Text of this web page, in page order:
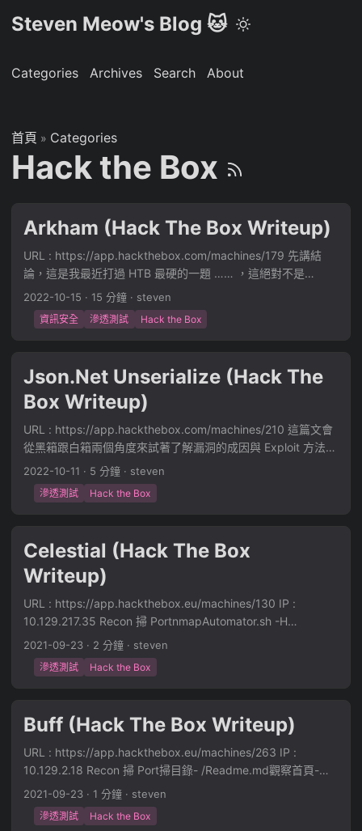
Steven Meow's Blog 🐱
Categories Archives Search About
首頁 » Categories
Hack the Box
Arkham (Hack The Box Writeup)
URL : https://app.hackthebox.com/machines/179 先講結
論，這是我最近打過 HTB 最硬的一題 …… ，這絕對不是
Medium 的機器，他難度絕對絕對有 Hard。我覺得這一題對於
初學者，甚至是剛拿到 OSCP 的人應該都會覺得打得很痛苦
QWQ 這一題題目包含的知識點： LUKS 解密 Tomcat Config
(ost) 解析 Base64 圖片還原 Invoke-command 切換使用者
Bypass CLM CMSTP UAC Bypass SMB 有開 SMB 所以先匿
名登上去 ~/HTB/Arkham/new ᐅ smbclient.py
10.129.106.199 Impacket
v0.10.1.dev1+20220720.103933.3c6713e3 - Copyright
2022 SecureAuth Corporation Type help for list of
commands # login meow Password: [*] GUEST Session
Granted 發現可以存取 BatShare，裡面有一個
2022-10-15 · 15 分鐘 · steven
資訊安全 滲透測試 Hack the Box
Json.Net Unserialize (Hack The
Box Writeup)
URL : https://app.hackthebox.com/machines/210 這篇文會
從黑箱跟白箱兩個角度來試著了解漏洞的成因與 Exploit 方法，
省略一些掃描的過程，直接進入滲透步驟。 Black Box
http://10.129.227.191/login.html 是一個登入介面，透過弱密碼
admin / admin 可以進入後台。 觀察登入狀態，可以看出我們
Server。 這邊可以猜測說，登入後他應該會把 Json 解析或反
序列化到某個物件之中，那我們可以試著看看，如果我們給他
一個壞掉的 Json 會發生什麼事，例如下圖給他一個最後缺少 "
的 Json，發現他會噴錯。 at
DemoApp.Data.UsuariosData.GetMd5Hash(String input) at
DemoApp.Data.UsuariosData.Autenticar(String usuario,
String password) at
DemoAppExplanaiton.Controllers.AccountController.Login(U
C:\Users\admin\source\repos\DemoAppExplanaiton\DemoA
ppExplanaiton\Controllers\AccountController.cs:line 24 at
lambda_method(Closure , Object , Object[] ) at
System.Web.Http.Controllers.ReflectedHttpActionDescripto
instance, Object[] methodParameters) at
System.Web.Http.Controllers.ReflectedHttpActionDescripto
2022-10-11 · 5 分鐘 · steven
滲透測試 Hack the Box
Celestial (Hack The Box
Writeup)
URL : https://app.hackthebox.eu/machines/130 IP :
10.129.217.35 Recon 掃 PortnmapAutomator.sh -H
10.129.217.35 -t recon 掃路徑- 首頁 404- 發現有餅乾- F5
後- 發現餅乾是 Serialize Serialize import requests import
base64 src = b'{"username":"Dummy","country":"Idk
'profile': dst } headers = { 'User-Agent': 'Mozilla/5.0 (X11;
Linux x86_64; rv:78.0) Gecko/20100101 Firefox/78.0',
'Accept':
ge/webp,*/*;q=0.8', 'Accept-Language': 'en-US,en;q=0.5',
'Connection': 'keep-alive', 'Upgrade-Insecure-Requests': '1',
2021-09-23 · 2 分鐘 · steven
滲透測試 Hack the Box
Buff (Hack The Box Writeup)
URL : https://app.hackthebox.eu/machines/263 IP :
10.129.2.18 Recon 掃 Port掃目錄- /Readme.md觀察首頁-
SQL 檔案 找到專案 Project- https://projectworlds.in/free-
projects/php-projects/gym-management-system-project-
in-php/ 預設密碼，登入失敗試用 Exploit- 準備另外一個
2021-09-23 · 1 分鐘 · steven
滲透測試 Hack the Box